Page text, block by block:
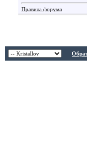
Правила форума